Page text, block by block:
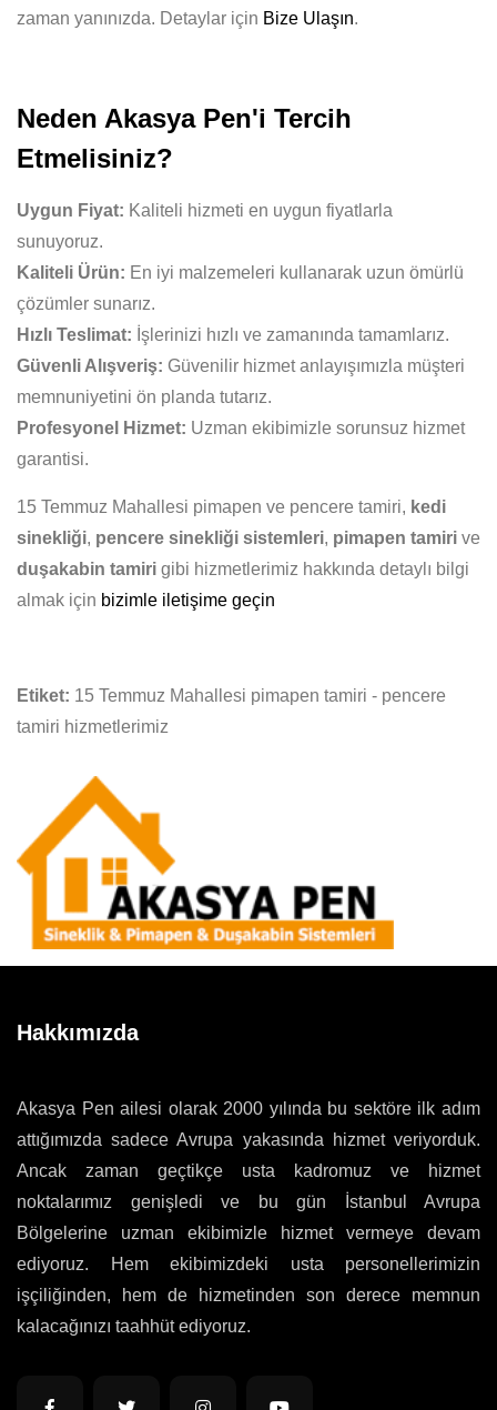
zaman yanınızda. Detaylar için Bize Ulaşın.
Neden Akasya Pen'i Tercih
Etmelisiniz?
Uygun Fiyat: Kaliteli hizmeti en uygun fiyatlarla
sunuyoruz.
Kaliteli Ürün: En iyi malzemeleri kullanarak uzun ömürlü
çözümler sunarız.
Hızlı Teslimat: İşlerinizi hızlı ve zamanında tamamlarız.
Güvenli Alışveriş: Güvenilir hizmet anlayışımızla müşteri
memnuniyetini ön planda tutarız.
Profesyonel Hizmet: Uzman ekibimizle sorunsuz hizmet
garantisi.
15 Temmuz Mahallesi pimapen ve pencere tamiri, kedi
sinekliği, pencere sinekliği sistemleri, pimapen tamiri ve
duşakabin tamiri gibi hizmetlerimiz hakkında detaylı bilgi
almak için bizimle iletişime geçin
Etiket: 15 Temmuz Mahallesi pimapen tamiri - pencere
tamiri hizmetlerimiz
Hakkımızda
Akasya Pen ailesi olarak 2000 yılında bu sektöre ilk adım
attığımızda sadece Avrupa yakasında hizmet veriyorduk.
Ancak zaman geçtikçe usta kadromuz ve hizmet
noktalarımız genişledi ve bu gün İstanbul Avrupa
Bölgelerine uzman ekibimizle hizmet vermeye devam
ediyoruz. Hem ekibimizdeki usta personellerimizin
işçiliğinden, hem de hizmetinden son derece memnun
kalacağınızı taahhüt ediyoruz.